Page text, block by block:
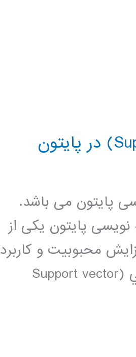
پایتون می باشد.
نویسی پایتون یکی از
محبوبیت و کاربرد
در بین برنامه نویسان می باشد. ماشين بردار پشتيباني (Support vector